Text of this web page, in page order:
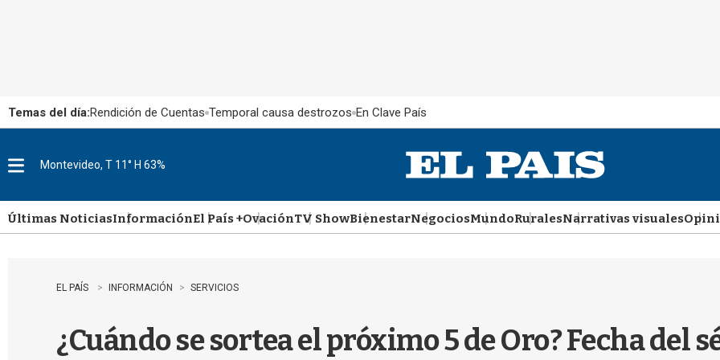
Temas del día:Rendición de Cuentas Temporal causa destrozos En Clave País
u
Montevideo, T 11° H 63%
Últimas NoticiasInformaciónEl País +OvaciónTV ShowBienestarNegociosMundoRuralesNarrativas visuales
EL PAÍS INFORMACIÓN SERVICIOS
¿Cuándo se sortea el próximo 5 de Oro? Fecha del